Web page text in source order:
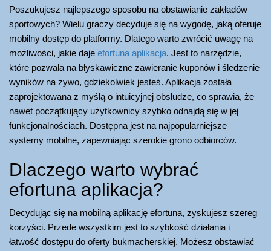
i
g
a
t
i
n
Poszukujesz najlepszego sposobu na obstawianie zakładów
sportowych? Wielu graczy decyduje się na wygodę, jaką oferuje
mobilny dostęp do platformy. Dlatego warto zwrócić uwagę na
możliwości, jakie daje efortuna aplikacja. Jest to narzędzie,
które pozwala na błyskawiczne zawieranie kuponów i śledzenie
wyników na żywo, gdziekolwiek jesteś. Aplikacja została
zaprojektowana z myślą o intuicyjnej obsłudze, co sprawia, że
nawet początkujący użytkownicy szybko odnajdą się w jej
funkcjonalnościach. Dostępna jest na najpopularniejsze
systemy mobilne, zapewniając szerokie grono odbiorców.
Dlaczego warto wybrać
efortuna aplikacja?
Decydując się na mobilną aplikację efortuna, zyskujesz szereg
korzyści. Przede wszystkim jest to szybkość działania i
łatwość dostępu do oferty bukmacherskiej. Możesz obstawiać